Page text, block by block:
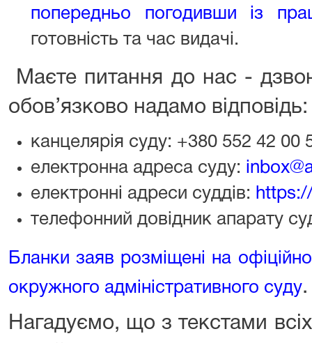
попередньо погодивши із
готовність та час видачі.
Маєте питання до нас -
обов’язково надамо відповідь:
канцелярія суду: +380 552 42 00
електронна адреса суду:
електронні адреси суддів:
телефонний довідник апарату
Бланки заяв розміщені на
окружного адміністративного суду.
Нагадуємо, що з текстами